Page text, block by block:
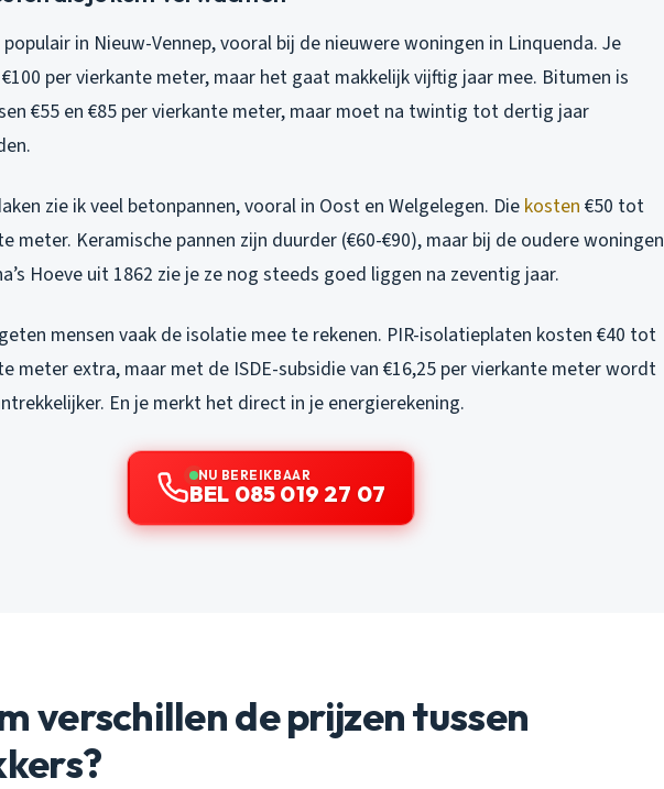
populair in Nieuw-Vennep, vooral bij de nieuwere woningen in Linquenda. Je
per vierkante meter, maar het gaat makkelijk vijftig jaar mee. Bitumen is
€55 en €85 per vierkante meter, maar moet na twintig tot dertig jaar
zie ik veel betonpannen, vooral in Oost en Welgelegen. Diekosten €50 tot
meter. Keramische pannen zijn duurder (€60-€90), maar bij de oudere woningen
Hoeve uit 1862 zie je ze nog steeds goed liggen na zeventig jaar.
mensen vaak de isolatie mee te rekenen. PIR-isolatieplaten kosten €40 tot
meter extra, maar met de ISDE-subsidie van €16,25 per vierkante meter wordt
En je merkt het direct in je energierekening.
NU BEREIKBAAR
BEL 085 019 27 07
verschillen de prijzen tussen